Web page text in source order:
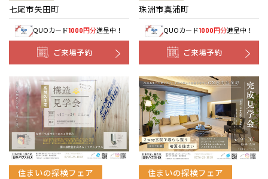
七尾市矢田町
QUOカード1000円分進呈中！
ご来場予約
珠洲市真浦町
QUOカード1000円分進呈中！
ご来場予約
住まいの探検フェア 住まいの探検フェア